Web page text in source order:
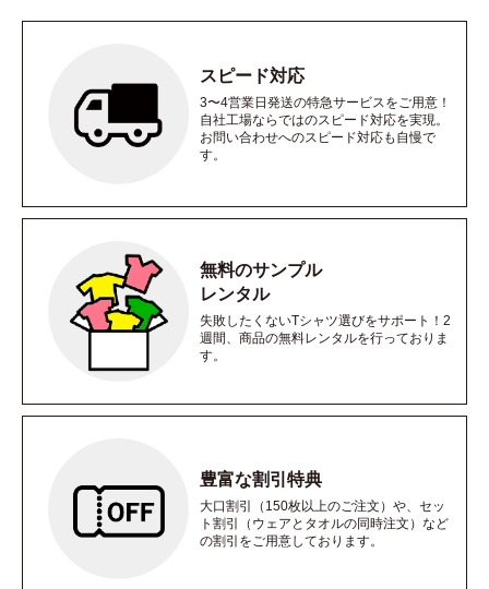
スピード対応
3〜4営業日発送の特急サービスをご用意！
自社工場ならではのスピード対応を実現。
お問い合わせへのスピード対応も自慢で
す。
無料のサンプル
レンタル
失敗したくないTシャツ選びをサポート！2
週間、商品の無料レンタルを行っておりま
す。
豊富な割引特典
大口割引（150枚以上のご注文）や、セッ
ト割引（ウェアとタオルの同時注文）など
の割引をご用意しております。